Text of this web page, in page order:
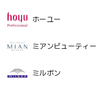
ホーユー
ミアンビューティー
ミルボン